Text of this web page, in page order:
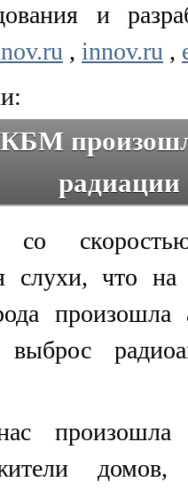
и
, innov.ru ,
радиации
слухи, что
произошла
выброс
произошла